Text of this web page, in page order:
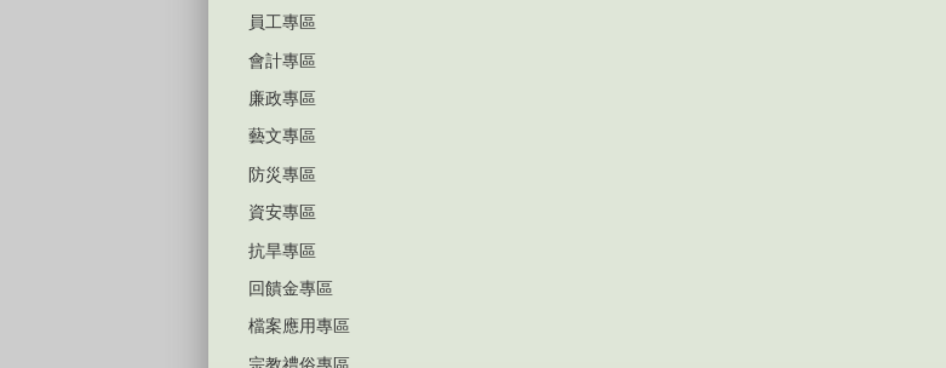
員工專區
會計專區
廉政專區
藝文專區
防災專區
資安專區
抗旱專區
回饋金專區
檔案應用專區